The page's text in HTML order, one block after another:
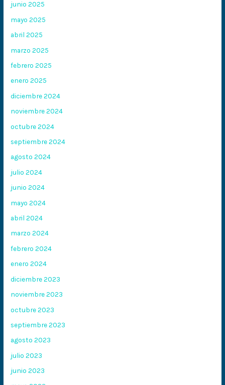
junio 2025
mayo 2025
abril 2025
marzo 2025
febrero 2025
enero 2025
diciembre 2024
noviembre 2024
octubre 2024
septiembre 2024
agosto 2024
julio 2024
junio 2024
mayo 2024
abril 2024
marzo 2024
febrero 2024
enero 2024
diciembre 2023
noviembre 2023
octubre 2023
septiembre 2023
agosto 2023
julio 2023
junio 2023